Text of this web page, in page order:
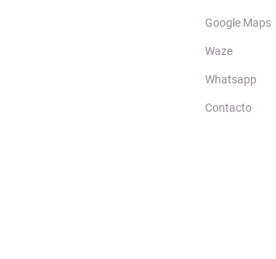
Google Maps
Waze
Whatsapp
Contacto